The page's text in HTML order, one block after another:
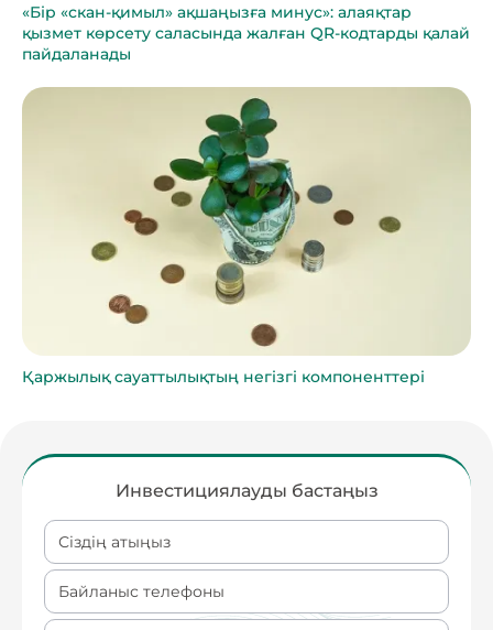
«Бір «скан-қимыл» ақшаңызға минус»: алаяқтар
қызмет көрсету саласында жалған QR-кодтарды қалай
пайдаланады
Қаржылық сауаттылықтың негізгі компоненттері
Инвестициялауды бастаңыз
Сіздің атыңыз
Байланыс телефоны